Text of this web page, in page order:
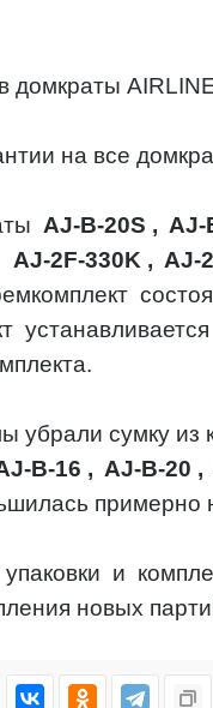
домкраты
на все
AJ-B-20S , AJ-
AJ-2F-330K , AJ-
убрали сумку из
B-16 , AJ-B-20 ,
примерно
и
новых